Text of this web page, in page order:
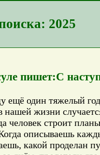
2025
пишет:С
ещё один тяжелый
жизни
человек строит
описываешь
какой проделан